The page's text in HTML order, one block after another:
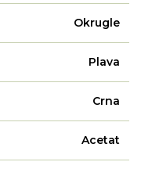
Okrugle
Plava
Crna
Acetat